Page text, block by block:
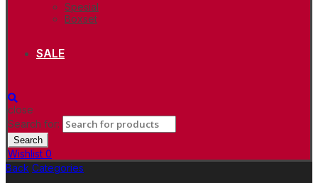
Spesial
Boxset
SALE
close
Search for:
Search
Wishlist 0
Back Categories